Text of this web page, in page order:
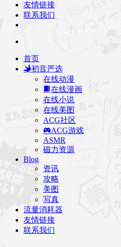
友情链接
联系我们
首页
初音严选
在线动漫
在线漫画
在线小说
在线美图
ACG社区
ACG游戏
ASMR
磁力资源
Blog
资讯
攻略
美图
写真
流量消耗器
友情链接
联系我们